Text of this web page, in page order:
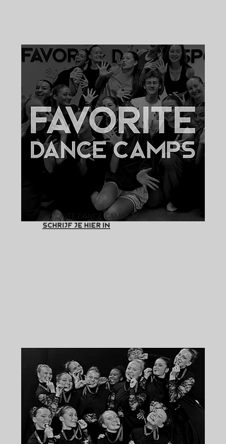
​​FAVORITE DANCE CAMPS 2026
SCHRIJF JE HIER IN